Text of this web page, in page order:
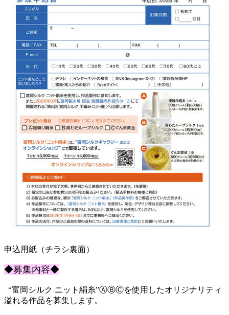
申込用紙（チラシ裏面）
◆募集内容◆
“富岡シルク ニット絹糸”ⒶⒷⒸを使用したオリジナリティ
溢れる作品を募集します。